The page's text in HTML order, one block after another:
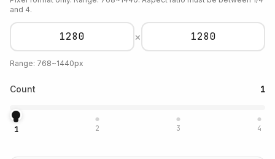
and 4.
×
Range: 768~1440px
Count 1
1 2 3 4